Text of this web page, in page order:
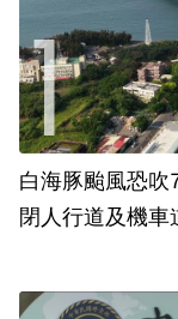
白海豚颱風恐
閉人行道及機車